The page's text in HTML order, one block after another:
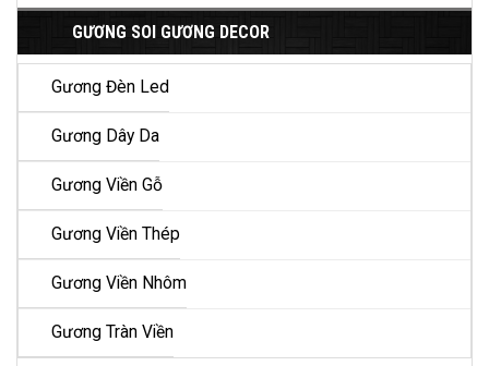
GƯƠNG SOI GƯƠNG DECOR
Gương Đèn Led
Gương Dây Da
Gương Viền Gỗ
Gương Viền Thép
Gương Viền Nhôm
Gương Tràn Viền